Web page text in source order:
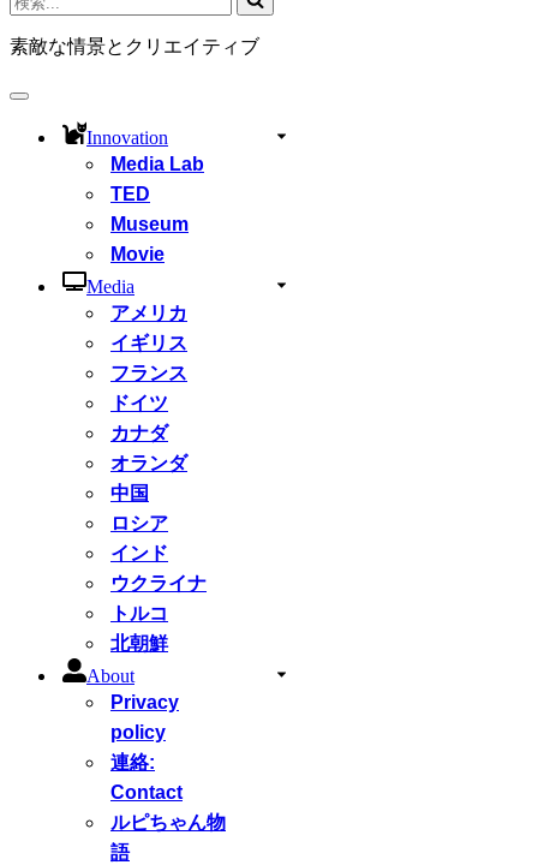
メ
ニ
ュ
索...
素敵な情景とクリエイティブ
ナ
Innovation
Media Lab
TED
Museum
Movie
Media
アメリカ
イギリス
フランス
ドイツ
カナダ
オランダ
中国
ロシア
インド
ウクライナ
トルコ
北朝鮮
About
Privacy
policy
連絡:
Contact
ルピちゃん物
語